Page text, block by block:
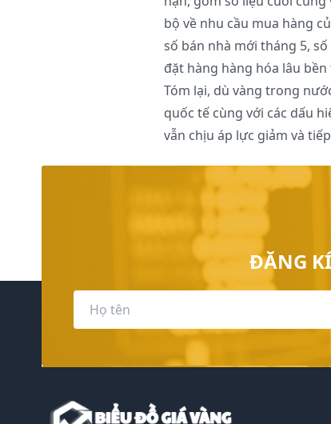
bộ về nhu cầu mua hàng
số bán nhà mới tháng 5,
đặt hàng hàng hóa lâu bền
Tóm lại, dù vàng trong
quốc tế cùng với các dấu
vẫn chịu áp lực giảm và
ĐĂNG